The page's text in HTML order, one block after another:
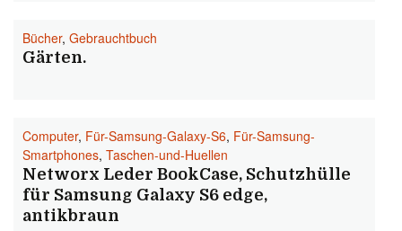
Bücher, Gebrauchtbuch
Gärten.
Computer, Für-Samsung-Galaxy-S6, Für-Samsung-
Smartphones, Taschen-und-Huellen
Networx Leder BookCase, Schutzhülle
für Samsung Galaxy S6 edge,
antikbraun